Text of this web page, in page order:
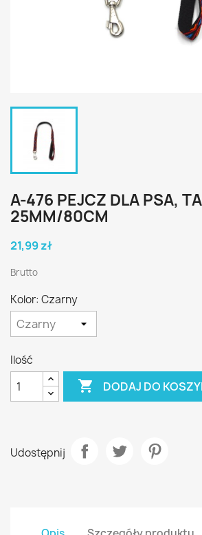
A-476 PEJCZ DLA PSA,
25MM/80CM
21,99 zł
Brutto
Kolor: Czarny
Ilość
 DODAJ DO
Udostępnij